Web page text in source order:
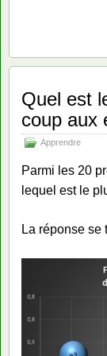
Quel est
coup aux
Apprendre
Parmi les 20
lequel est le
La réponse se